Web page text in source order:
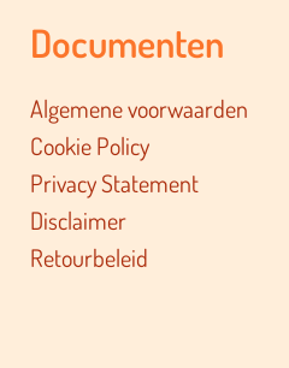
Documenten
Algemene voorwaarden
Cookie Policy
Privacy Statement
Disclaimer
Retourbeleid